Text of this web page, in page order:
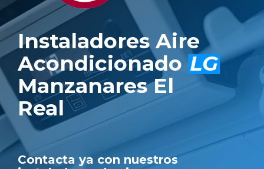
Instaladores Aire
AcondicionadoLG
Manzanares El
Real
Contacta ya con nuestros